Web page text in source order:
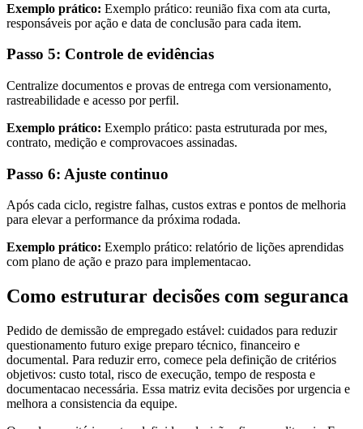
Exemplo prático: Exemplo prático: reunião fixa com ata curta,
responsáveis por ação e data de conclusão para cada item.
Passo 5: Controle de evidências
Centralize documentos e provas de entrega com versionamento,
rastreabilidade e acesso por perfil.
Exemplo prático: Exemplo prático: pasta estruturada por mes,
contrato, medição e comprovacoes assinadas.
Passo 6: Ajuste continuo
Após cada ciclo, registre falhas, custos extras e pontos de melhoria
para elevar a performance da próxima rodada.
Exemplo prático: Exemplo prático: relatório de lições aprendidas
com plano de ação e prazo para implementacao.
Como estruturar decisões com seguranca
Pedido de demissão de empregado estável: cuidados para reduzir
questionamento futuro exige preparo técnico, financeiro e
documental. Para reduzir erro, comece pela definição de critérios
objetivos: custo total, risco de execução, tempo de resposta e
documentacao necessária. Essa matriz evita decisões por urgencia e
melhora a consistencia da equipe.